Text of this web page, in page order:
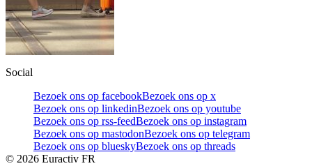
Social
Bezoek ons op facebookBezoek ons op x
Bezoek ons op linkedinBezoek ons op youtube
Bezoek ons op rss-feedBezoek ons op instagram
Bezoek ons op mastodonBezoek ons op telegram
Bezoek ons op blueskyBezoek ons op threads
© 2026 Euractiv FR